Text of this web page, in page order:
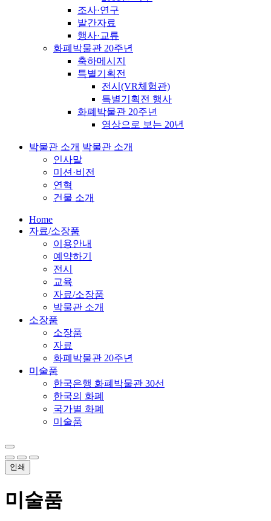
조사·연구
발간자료
행사·교류
화폐박물관 20주년
축하메시지
특별기획전
전시(VR체험관)
특별기획전 행사
화폐박물관 20주년
영상으로 보는 20년
박물관 소개 박물관 소개
인사말
미션·비전
연혁
건물 소개
Home
자료/소장품
이용안내
예약하기
전시
교육
자료/소장품
박물관 소개
소장품
소장품
자료
화폐박물관 20주년
미술품
한국은행 화폐박물관 30선
한국의 화폐
국가별 화폐
미술품
인쇄
미술품